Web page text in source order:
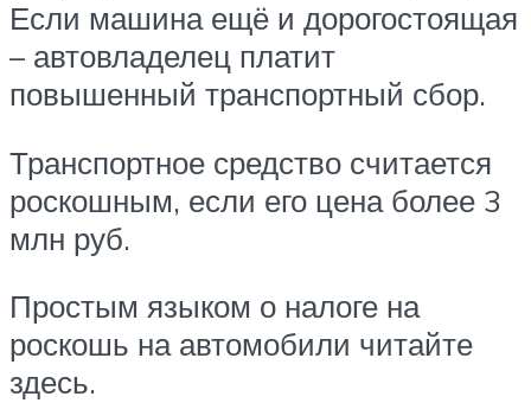
Если машина ещё и дорогостоящая
– автовладелец платит
повышенный транспортный сбор.
Транспортное средство считается
роскошным, если его цена более 3
млн руб.
Простым языком о налоге на
роскошь на автомобили читайте
здесь.